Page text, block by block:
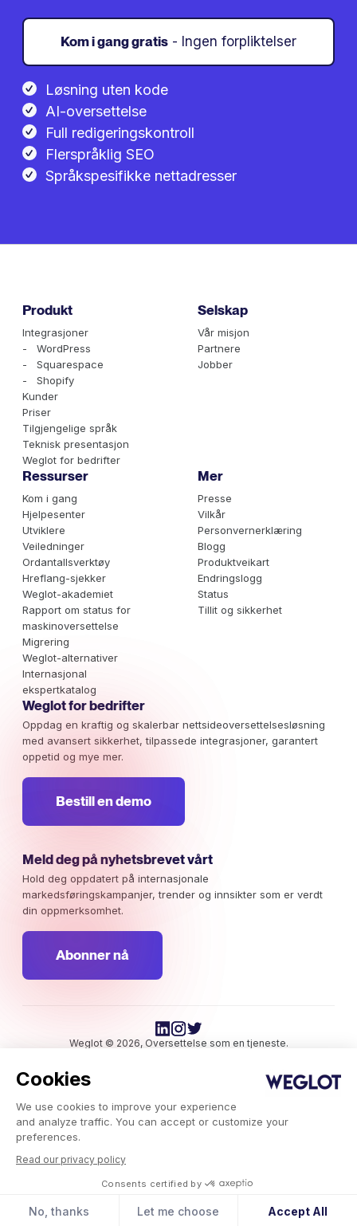
Cookies
We use cookies to improve your experience
and analyze traffic. You can accept or customize your
preferences.
Read our privacy policy
Consents certified by
No, thanks Let me choose Accept All
Kom i gang gratis - Ingen forpliktelser
Løsning uten kode
AI-oversettelse
Full redigeringskontroll
Flerspråklig SEO
Språkspesifikke nettadresser
Produkt
Integrasjoner
- WordPress
- Squarespace
- Shopify
Kunder
Priser
Tilgjengelige språk
Teknisk presentasjon
Weglot for bedrifter
Selskap
Vår misjon
Partnere
Jobber
Ressurser
Kom i gang
Hjelpesenter
Utviklere
Veiledninger
Ordantallsverktøy
Hreflang-sjekker
Weglot-akademiet
Rapport om status for
maskinoversettelse
Migrering
Weglot-alternativer
Internasjonal
ekspertkatalog
Mer
Presse
Vilkår
Personvernerklæring
Blogg
Produktveikart
Endringslogg
Status
Tillit og sikkerhet
Weglot for bedrifter
Oppdag en kraftig og skalerbar nettsideoversettelsesløsning
med avansert sikkerhet, tilpassede integrasjoner, garantert
oppetid og mye mer.
Bestill en demo
Meld deg på nyhetsbrevet vårt
Hold deg oppdatert på internasjonale
markedsføringskampanjer, trender og innsikter som er verdt
din oppmerksomhet.
Abonner nå
Weglot © 2026, Oversettelse som en tjeneste.
Integrasjoner
Oversett nettstedet ditt